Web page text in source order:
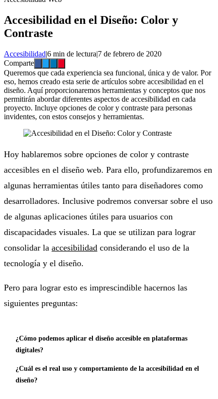
Accesibilidad en el Diseño: Color y
Contraste
Accesibilidad|6 min de lectura|7 de febrero de 2020
Comparte
Queremos que cada experiencia sea funcional, única y de valor. Por
eso, hemos creado esta serie de artículos sobre accesibilidad en el
diseño. Aquí proporcionaremos herramientas y conceptos que nos
permitirán abordar diferentes aspectos de accesibilidad en cada
proyecto. Incluye opciones de color y contraste para personas
invidentes, con estos consejos y herramientas.
Hoy hablaremos sobre opciones de color y contraste
accesibles en el diseño web. Para ello, profundizaremos en
algunas herramientas útiles tanto para diseñadores como
desarrolladores. Inclusive podremos conversar sobre el uso
de algunas aplicaciones útiles para usuarios con
discapacidades visuales. La que se utilizan para lograr
consolidar la accesibilidad considerando el uso de la
tecnología y el diseño.
Pero para lograr esto es imprescindible hacernos las
siguientes preguntas:
¿Cómo podemos aplicar el diseño accesible en plataformas
digitales?
¿Cuál es el real uso y comportamiento de la accesibilidad en el
diseño?